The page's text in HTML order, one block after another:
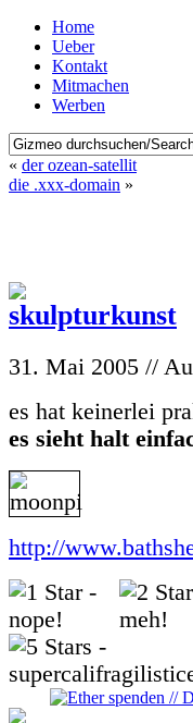
Home
Ueber
Kontakt
Mitmachen
Werben
« der ozean-satellit
die .xxx-domain »
31. Mai 2005 //
es hat keinerlei
es sieht halt
http://